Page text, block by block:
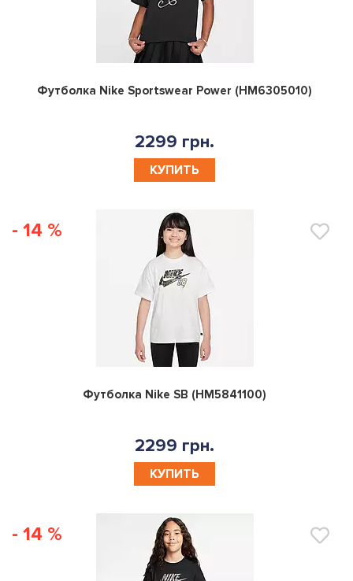
0
Футболка Nike Sportswear Power (HM6305010)
2299 грн.
КУПИТЬ
- 14 %
0
Футболка Nike SB (HM5841100)
2299 грн.
КУПИТЬ
- 14 %